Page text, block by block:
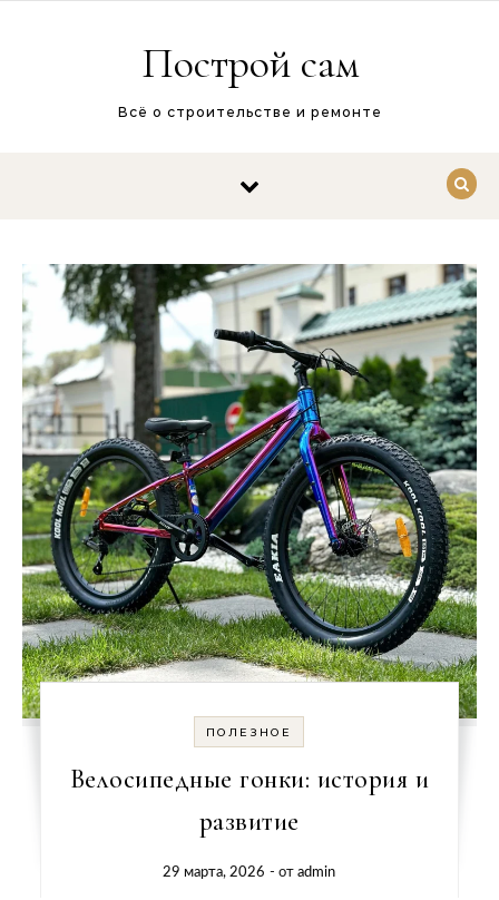
Построй сам
Всё о строительстве и ремонте
ПОЛЕЗНОЕ
Велосипедные гонки: история и
развитие
29 марта, 2026 - отadmin